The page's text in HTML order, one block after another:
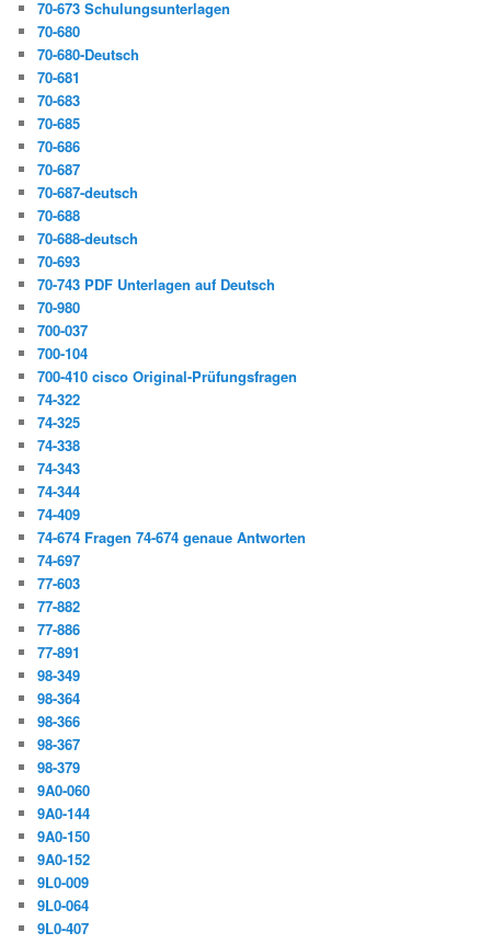
70-673 Schulungsunterlagen
70-680
70-680-Deutsch
70-681
70-683
70-685
70-686
70-687
70-687-deutsch
70-688
70-688-deutsch
70-693
70-743 PDF Unterlagen auf Deutsch
70-980
700-037
700-104
700-410 cisco Original-Prüfungsfragen
74-322
74-325
74-338
74-343
74-344
74-409
74-674 Fragen 74-674 genaue Antworten
74-697
77-603
77-882
77-886
77-891
98-349
98-364
98-366
98-367
98-379
9A0-060
9A0-144
9A0-150
9A0-152
9L0-009
9L0-064
9L0-407